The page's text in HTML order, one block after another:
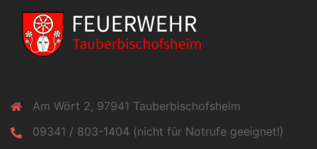
Am Wört 2, 97941 Tauberbischofsheim
09341 / 803-1404 (nicht für Notrufe geeignet!)